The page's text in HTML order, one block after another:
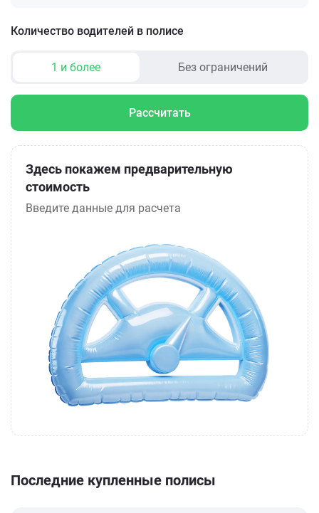
Количество водителей в полисе
1 и более Без ограничений
Рассчитать
Здесь покажем предварительную
стоимость
Введите данные для расчета
Последние купленные полисы